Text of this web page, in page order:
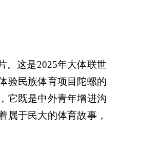
这是2025年大体联世
验民族体育项目陀螺的
它既是中外青年增进沟
属于民大的体育故事，